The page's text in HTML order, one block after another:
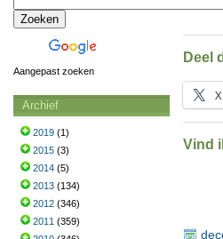
Deel
X
Vind
Aangepast zoeken
Archief
2019 (1)
2015 (3)
2014 (5)
2013 (134)
2012 (346)
2011 (359)